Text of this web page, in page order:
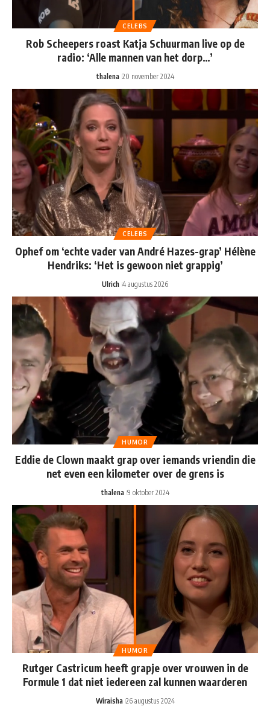
CELEBS
Rob Scheepers roast Katja Schuurman live op de
radio: ‘Alle mannen van het dorp…’
thalena 20 november 2024
CELEBS
Ophef om ‘echte vader van André Hazes-grap’ Hélène
Hendriks: ‘Het is gewoon niet grappig’
Ulrich 4 augustus 2026
HUMOR
Eddie de Clown maakt grap over iemands vriendin die
net even een kilometer over de grens is
thalena 9 oktober 2024
HUMOR
Rutger Castricum heeft grapje over vrouwen in de
Formule 1 dat niet iedereen zal kunnen waarderen
Wiraisha 26 augustus 2024